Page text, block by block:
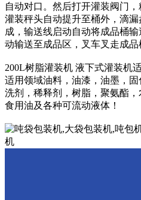
自动对口。然后打开灌装阀门
灌装秤头自动提升至桶外，滴
成，输送线启动自动将成品桶
动输送至成品区，叉车叉走成品
200L树脂灌装机 液下式灌装机
适用领域油料，油漆，油墨，
洗剂，稀释剂，树脂，聚氨酯，
食用油及各种可流动液体！